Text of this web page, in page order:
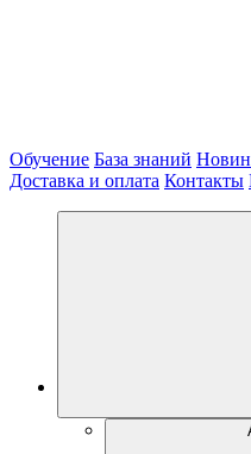
Обучение База знаний
Доставка и оплата Контакты